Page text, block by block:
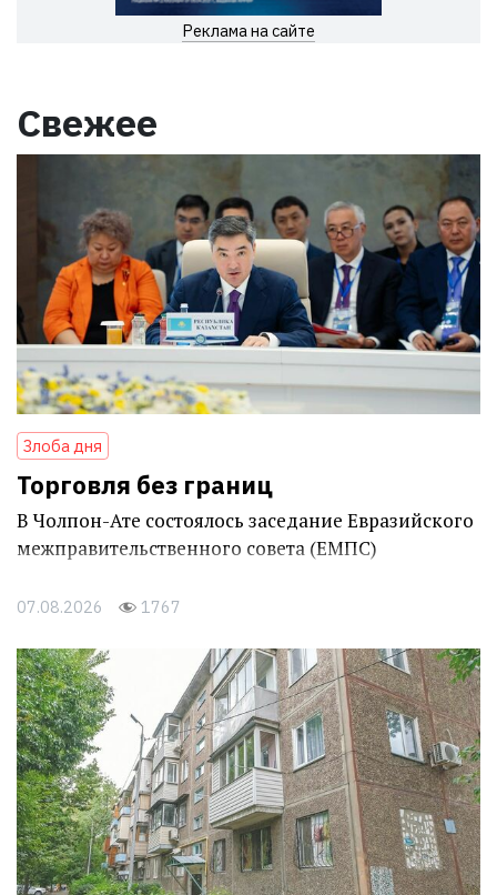
Реклама на сайте
Свежее
Злоба дня
Торговля без границ
В Чолпон-Ате состоялось заседание Евразийского
межправительственного совета (ЕМПС)
07.08.2026 1767